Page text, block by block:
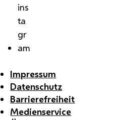
ins
ta
gr
am
Impressum
Datenschutz
Barrierefreiheit
Medienservice